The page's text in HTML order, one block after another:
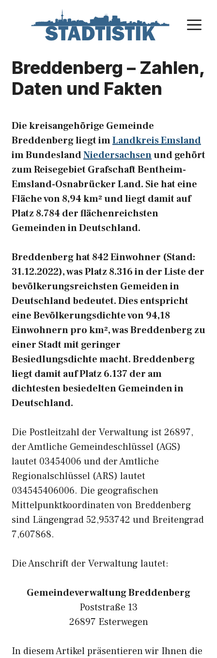
Breddenberg – Zahlen,
Daten und Fakten
Die kreisangehörige Gemeinde
Breddenberg liegt imLandkreis Emsland
im BundeslandNiedersachsenund gehört
zum Reisegebiet Grafschaft Bentheim-
Emsland-Osnabrücker Land. Sie hat eine
Fläche von 8,94 km² und liegt damit auf
Platz 8.784 der flächenreichsten
Gemeinden in Deutschland.
Breddenberg hat 842 Einwohner (Stand:
31.12.2022), was Platz 8.316 in der Liste der
bevölkerungsreichsten Gemeiden in
Deutschland bedeutet. Dies entspricht
eine Bevölkerungsdichte von 94,18
Einwohnern pro km², was Breddenberg zu
einer Stadt mit geringer
Besiedlungsdichte macht. Breddenberg
liegt damit auf Platz 6.137 der am
dichtesten besiedelten Gemeinden in
Deutschland.
Die Postleitzahl der Verwaltung ist 26897,
der Amtliche Gemeindeschlüssel (AGS)
lautet 03454006 und der Amtliche
Regionalschlüssel (ARS) lautet
034545406006. Die geografischen
Mittelpunktkoordinaten von Breddenberg
sind Längengrad 52,953742 und Breitengrad
7,607868.
Die Anschrift der Verwaltung lautet:
Gemeindeverwaltung Breddenberg
Poststraße 13
26897 Esterwegen
In diesem Artikel präsentieren wir Ihnen die